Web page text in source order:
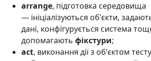
arrange, підготовка середовища
— ініціалізуються обʼєкти,
дані, конфігурується система
допомагають фікстури;
act, виконання дії з обʼєктом